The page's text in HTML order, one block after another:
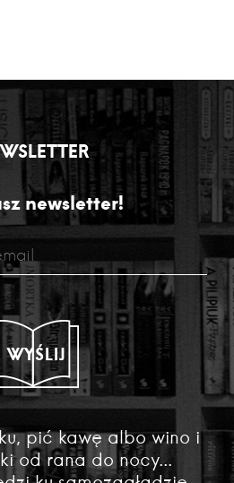
newsletter!
WYŚLIJ
pić kawę albo wino i
od rana do nocy...